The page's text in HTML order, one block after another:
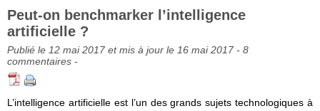
Peut-on benchmarker l’intelligence
artificielle ?
Publié le 12 mai 2017 et mis à jour le 16 mai 2017 - 8
commentaires -
L’intelligence artificielle est l’un des grands sujets technologiques à